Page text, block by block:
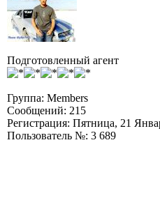
Подготовленный агент
Группа: Members
Сообщений: 215
Регистрация: Пятница, 21
Пользователь №: 3 689